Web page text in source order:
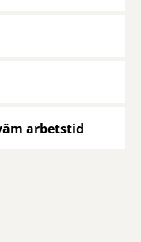
arbetstid